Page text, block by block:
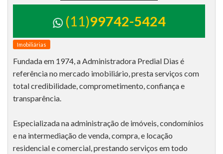
(11)99742-5424
Imobiliárias
Fundada em 1974, a Administradora Predial Dias é
referência no mercado imobiliário, presta serviços com
total credibilidade, comprometimento, confiança e
transparência.
Especializada na administração de imóveis, condomínios
e na intermediação de venda, compra, e locação
residencial e comercial, prestando serviços em todo